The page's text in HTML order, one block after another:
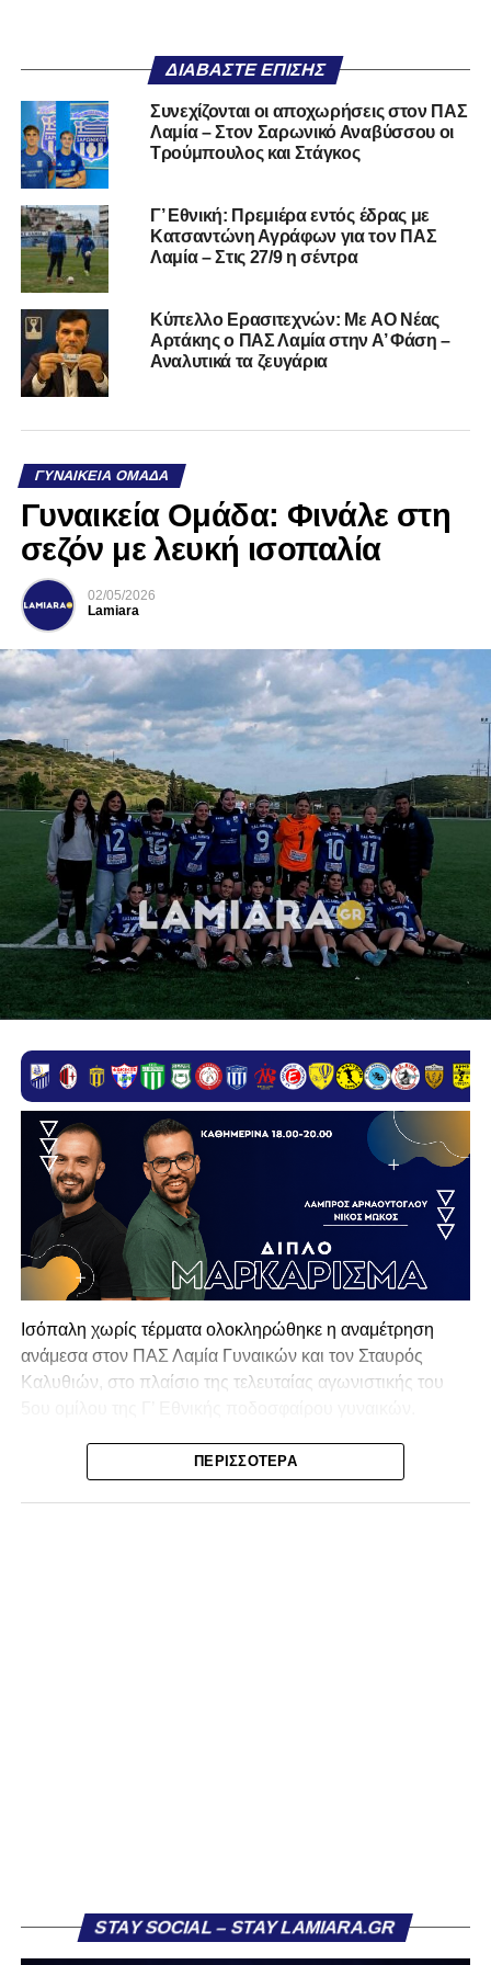
ΔΙΑΒΆΣΤΕ ΕΠΊΣΗΣ
Συνεχίζονται οι αποχωρήσεις στον ΠΑΣ
Λαμία – Στον Σαρωνικό Αναβύσσου οι
Τρούμπουλος και Στάγκος
Γ’ Εθνική: Πρεμιέρα εντός έδρας με
Κατσαντώνη Αγράφων για τον ΠΑΣ
Λαμία – Στις 27/9 η σέντρα
Kύπελλο Ερασιτεχνών: Με AO Nέας
Αρτάκης ο ΠΑΣ Λαμία στην Α’ Φάση –
Αναλυτικά τα ζευγάρια
ΓΥΝΑΙΚΕΊΑ ΟΜΆΔΑ
Γυναικεία Ομάδα: Φινάλε στη
σεζόν με λευκή ισοπαλία
02/05/2026
Lamiara
Ισόπαλη χωρίς τέρματα ολοκληρώθηκε η αναμέτρηση
ανάμεσα στον ΠΑΣ Λαμία Γυναικώνκαι τον Σταυρός
Καλυθιών, στο πλαίσιο της τελευταίας αγωνιστικής του
Ρεπορτάζ: Νίκος Σκαρμούτσος
Πριν την έναρξη του αγώνα, κρατήθηκε ενός λεπτού
Βασιλειάδου να μπλοκάρει χωρίς δυσκολία.
Στο 20ό λεπτό οι φιλοξενούμενες άγγιξαν ξανά το γκολ,
ΠΕΡΙΣΣΌΤΕΡΑ
STAY SOCIAL – STAY LAMIARA.GR